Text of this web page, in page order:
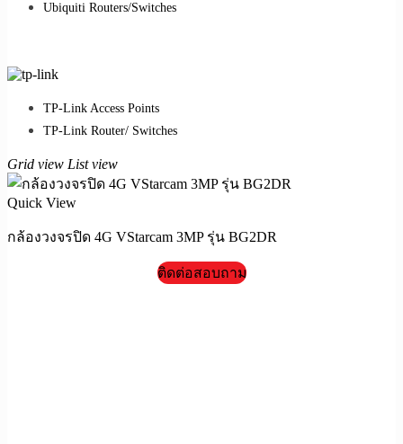
Ubiquiti Routers/Switches
TP-Link Access Points
TP-Link Router/ Switches
Grid view List view
Quick View
กล้องวงจรปิด 4G VStarcam 3MP รุ่น BG2DR
ติดต่อสอบถาม